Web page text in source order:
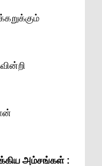
அம்சங்கள் :